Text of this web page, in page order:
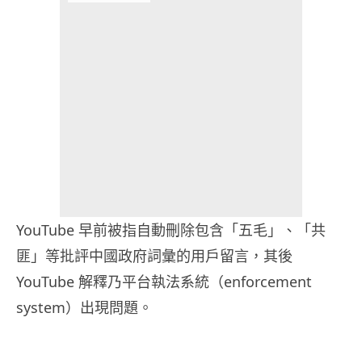
YouTube 早前被指自動刪除包含「五毛」、「共
匪」等批評中國政府詞彙的用戶留言，其後
YouTube 解釋乃平台執法系統（enforcement
system）出現問題。